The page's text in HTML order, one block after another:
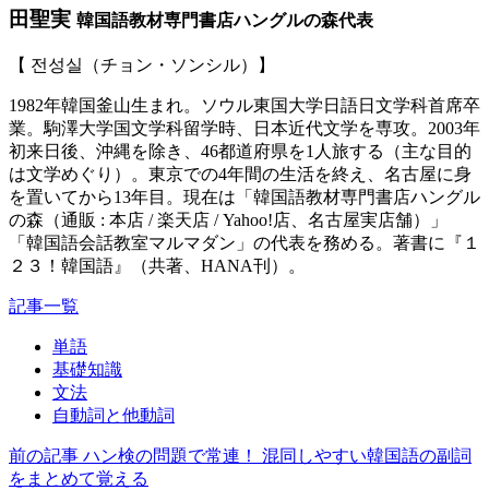
田聖実 韓国語教材専門書店ハングルの森代表
【 전성실（チョン・ソンシル）】
1982年韓国釜山生まれ。ソウル東国大学日語日文学科首席卒
業。駒澤大学国文学科留学時、日本近代文学を専攻。2003年
初来日後、沖縄を除き、46都道府県を1人旅する（主な目的
は文学めぐり）。東京での4年間の生活を終え、名古屋に身
を置いてから13年目。現在は「韓国語教材専門書店ハングル
の森（通販 : 本店 / 楽天店 / Yahoo!店、名古屋実店舗）」
「韓国語会話教室マルマダン」の代表を務める。著書に『１
２３！韓国語』（共著、HANA刊）。
記事一覧
単語
基礎知識
文法
自動詞と他動詞
前の記事 ハン検の問題で常連！ 混同しやすい韓国語の副詞
をまとめて覚える